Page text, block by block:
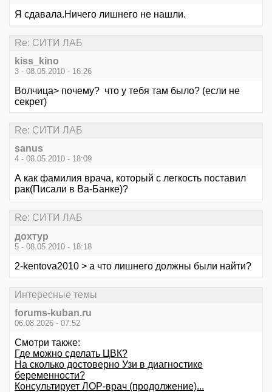
Я сдавала.Ничего лишнего не нашли.
Re: СИТИ ЛАБ
kiss_kino
3 - 08.05.2010 - 16:26
Волчица> почему? что у тебя там было? (если не
секрет)
Re: СИТИ ЛАБ
sanus
4 - 08.05.2010 - 18:09
А как фамилия врача, который с легкость поставил
рак(Писали в Ва-Банке)?
Re: СИТИ ЛАБ
дохтур
5 - 08.05.2010 - 18:18
2-kentova2010 > а что лишнего должны были найти?
Интересные темы
forums-kuban.ru
06.08.2026 - 07:52
Смотри также:
Где можно сделать ЦВК?
На сколько достоверно Узи в диагностике
беременности?
Консультирует ЛОР-врач (продолжение)...